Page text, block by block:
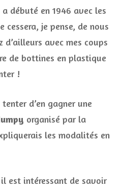
débuté en 1946 avec les
cessera, je pense, de nous
d’ailleurs avec mes coups
de bottines en plastique
!
d’en gagner une
organisé par la
les modalités en
est intéressant de savoir